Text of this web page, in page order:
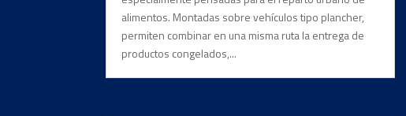
alimentos. Montadas sobre vehículos tipo plancher,
permiten combinar en una misma ruta la entrega de
productos congelados,...